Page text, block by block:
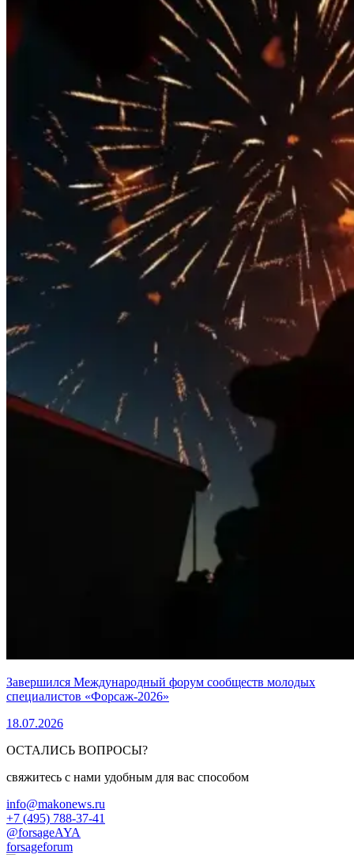
Завершился Международный форум сообществ молодых
специалистов «Форсаж-2026»
18.07.2026
ОСТАЛИСЬ ВОПРОСЫ?
свяжитесь с нами удобным для вас способом
info@makonews.ru
+7 (495) 788-37-41
@forsageAYA
forsageforum